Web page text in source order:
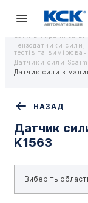
Головна
Тензодатчики та
Тензодатчики сили,
тестів та
Датчики сили
Датчик сили з
НАЗАД
Датчик
K1563